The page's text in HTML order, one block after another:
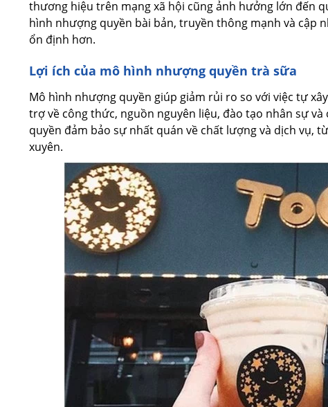
thương hiệu trên mạng xã hội cũng ảnh hưởng lớn đến
hình nhượng quyền bài bản, truyền thông mạnh và
ổn định hơn.
Lợi ích của mô hình nhượng quyền trà sữa
Mô hình nhượng quyền giúp giảm rủi ro so với việc tự
trợ về công thức, nguồn nguyên liệu, đào tạo nhân sự
quyền đảm bảo sự nhất quán về chất lượng và dịch vụ,
xuyên.